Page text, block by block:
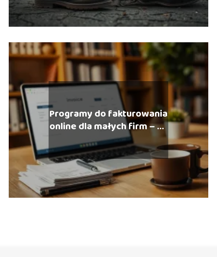
Programy do fakturowania
online dla małych firm – co
wybrać?